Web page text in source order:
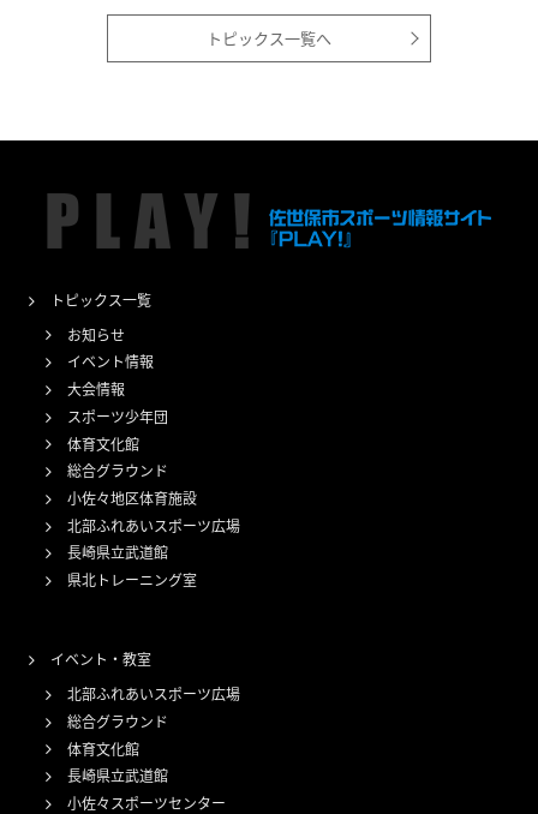
トピックス一覧へ
トピックス一覧
お知らせ
イベント情報
大会情報
スポーツ少年団
体育文化館
総合グラウンド
小佐々地区体育施設
北部ふれあいスポーツ広場
長崎県立武道館
県北トレーニング室
イベント・教室
北部ふれあいスポーツ広場
総合グラウンド
体育文化館
長崎県立武道館
小佐々スポーツセンター